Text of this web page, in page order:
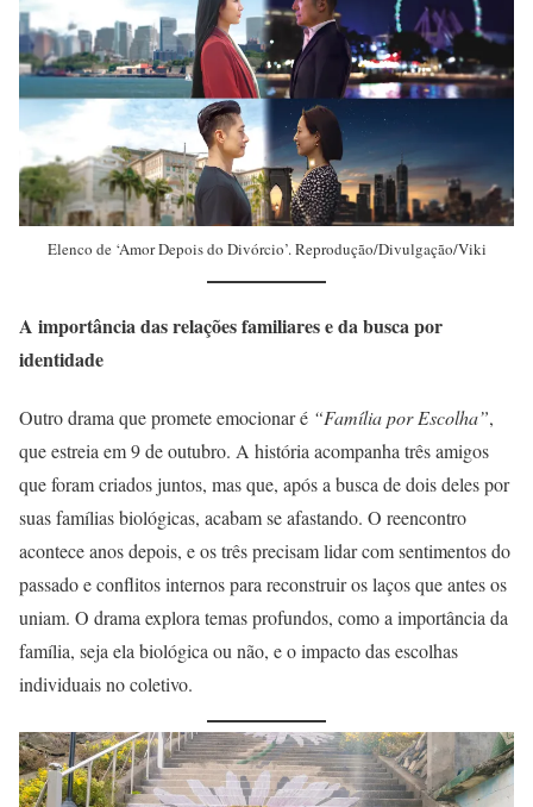
Elenco de ‘Amor Depois do Divórcio’. Reprodução/Divulgação/Viki
A importância das relações familiares e da busca por
identidade
Outro drama que promete emocionar é “Família por Escolha”,
que estreia em 9 de outubro. A história acompanha três amigos
que foram criados juntos, mas que, após a busca de dois deles por
suas famílias biológicas, acabam se afastando. O reencontro
acontece anos depois, e os três precisam lidar com sentimentos do
passado e conflitos internos para reconstruir os laços que antes os
uniam. O drama explora temas profundos, como a importância da
família, seja ela biológica ou não, e o impacto das escolhas
individuais no coletivo.